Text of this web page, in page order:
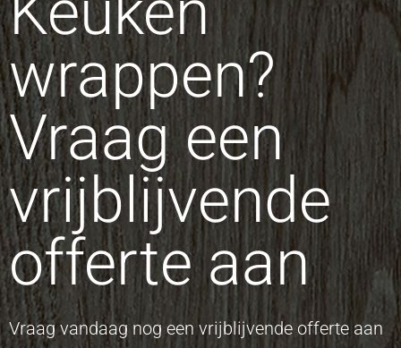
wrappen?
Vraag een
vrijblijvende
offerte aan
Vraag vandaag nog een vrijblijvende offerte aan